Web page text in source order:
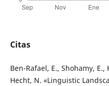
Citas
Ben-Rafael, E., Shohamy,
Hecht, N. «Linguistic